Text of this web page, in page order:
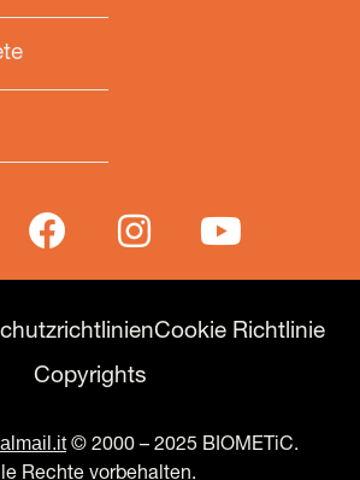
Cookie Richtlinie
Copyrights
© 2000 – 2025 BIOMETiC.
Rechte vorbehalten.